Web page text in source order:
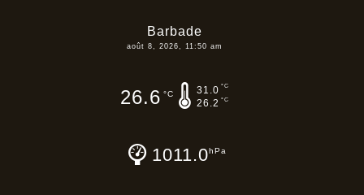
Barbade
août 8, 2026, 11:50 am
26.6 °C 31.0 °C
26.2 °C
1011.0hPa